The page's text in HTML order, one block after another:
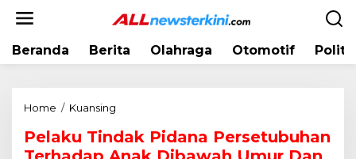
Beranda Berita Olahraga Otomotif
Home / Kuansing
l
a
Pelaku Tindak Pidana Persetubuhan